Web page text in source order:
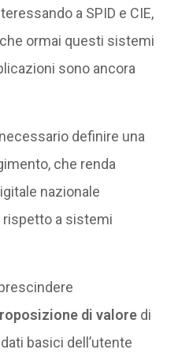
a SPID e CIE,
ormai questi sistemi
sono ancora
definire una
che renda
nazionale
rispetto a sistemi
di valoredi
basici dell’utente